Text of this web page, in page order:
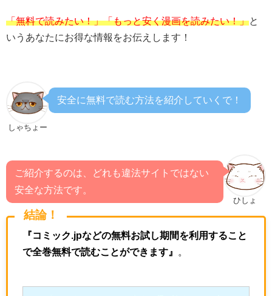
「無料で読みたい！」「もっと安く漫画を読みたい！」と
いうあなたにお得な情報をお伝えします！
しゃちょー
安全に無料で読む方法を紹介していくで！
ひしょ
ご紹介するのは、どれも違法サイトではない
安全な方法です。
結論！
『コミック.jpなどの無料お試し期間を利用すること
で全巻無料で読むことができます』